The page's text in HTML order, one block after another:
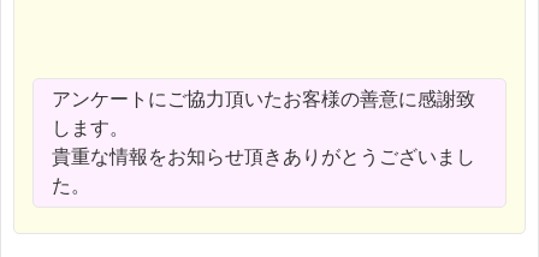
アンケートにご協力頂いたお客様の善意に感謝致
します。
貴重な情報をお知らせ頂きありがとうございまし
た。